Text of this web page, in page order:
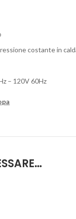
costante in
– 120V 60Hz